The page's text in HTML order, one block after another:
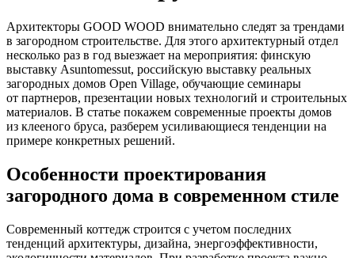
Архитекторы GOOD WOOD внимательно следят за трендами
в загородном строительстве. Для этого архитектурный отдел
несколько раз в год выезжает на мероприятия: финскую
выставку Asuntomessut, российскую выставку реальных
загородных домов Open Village, обучающие семинары
от партнеров, презентации новых технологий и строительных
материалов. В статье покажем современные проекты домов
из клееного бруса, разберем усиливающиеся тенденции на
примере конкретных решений.
Особенности проектирования
загородного дома в современном стиле
Современный коттедж строится с учетом последних
тенденций архитектуры, дизайна, энергоэффективности,